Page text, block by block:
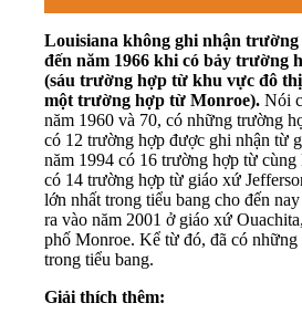
Louisiana không ghi nhận
đến năm 1966 khi có bảy trường
(sáu trường hợp từ khu vực đô
một trường hợp từ Monroe). Nói
năm 1960 và 70, có những trường
có 12 trường hợp được ghi nhận từ
năm 1994 có 16 trường hợp từ
có 14 trường hợp từ giáo xứ
lớn nhất trong tiểu bang cho đến
ra vào năm 2001 ở giáo xứ
phố Monroe. Kể từ đó, đã có những
trong tiểu bang.
Giải thích thêm: